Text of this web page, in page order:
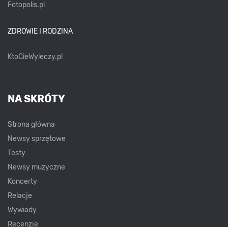
Fotopolis.pl
ZDROWIE I RODZINA
KtoCieWyleczy.pl
NA SKRÓTY
Strona główna
Newsy sprzętowe
Testy
Newsy muzyczne
Koncerty
Relacje
Wywiady
Recenzje